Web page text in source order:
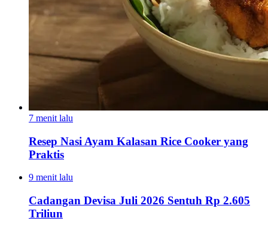
7 menit lalu
Resep Nasi Ayam Kalasan Rice Cooker yang
Praktis
9 menit lalu
Cadangan Devisa Juli 2026 Sentuh Rp 2.605
Triliun